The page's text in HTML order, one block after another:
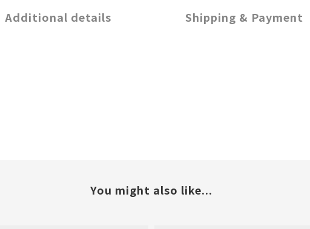
Additional details Shipping & Payment
You might also like...